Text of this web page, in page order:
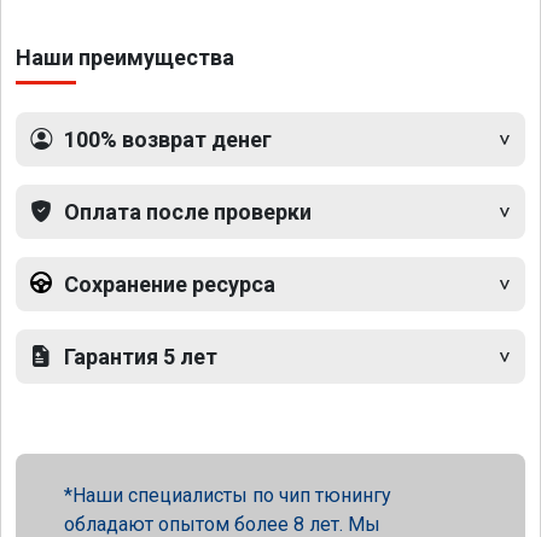
Наши преимущества
100% возврат денег
Оплата после проверки
Сохранение ресурса
Гарантия 5 лет
Наши специалисты по чип тюнингу
обладают опытом более 8 лет. Мы